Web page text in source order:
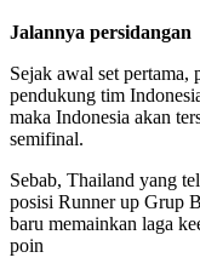
Jalannya persidangan
Sejak awal set pertama,
pendukung tim
maka Indonesia akan
semifinal.
Sebab, Thailand yang
posisi Runner up Grup
baru memainkan laga
poin